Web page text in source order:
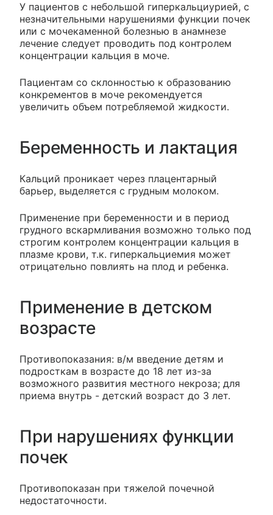
У пациентов с небольшой гиперкальциурией, с
незначительными нарушениями функции почек
или с мочекаменной болезнью в анамнезе
лечение следует проводить под контролем
концентрации кальция в моче.
Пациентам со склонностью к образованию
конкрементов в моче рекомендуется
увеличить объем потребляемой жидкости.
Беременность и лактация
Кальций проникает через плацентарный
барьер, выделяется с грудным молоком.
Применение при беременности и в период
грудного вскармливания возможно только под
строгим контролем концентрации кальция в
плазме крови, т.к. гиперкальциемия может
отрицательно повлиять на плод и ребенка.
Применение в детском
возрасте
Противопоказания: в/м введение детям и
подросткам в возрасте до 18 лет из-за
возможного развития местного некроза; для
приема внутрь - детский возраст до 3 лет.
При нарушениях функции
почек
Противопоказан при тяжелой почечной
недостаточности.